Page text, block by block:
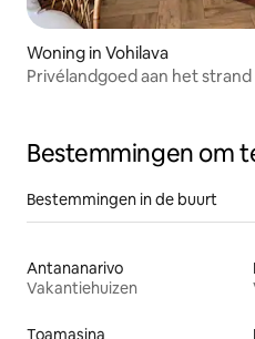
Woning in Vohilava
Privélandgoed aan het
Bestemmingen om
Bestemmingen in de buurt
Antananarivo
Vakantiehuizen